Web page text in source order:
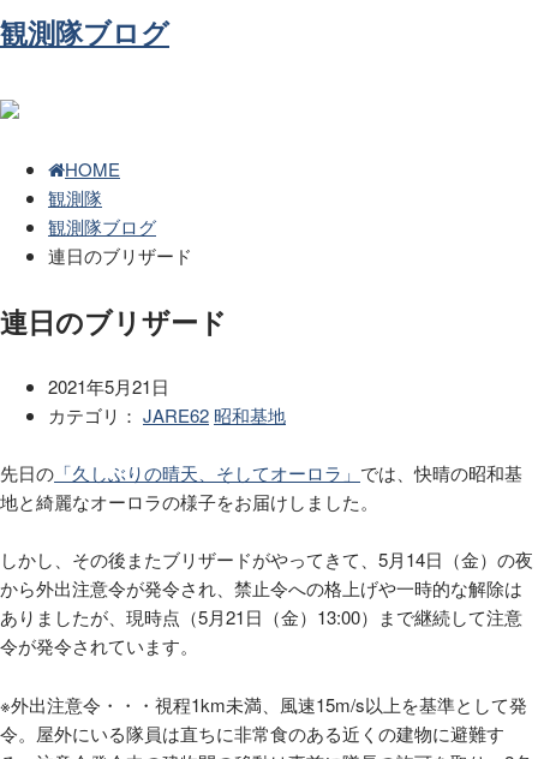
観測隊ブログ
HOME
観測隊
観測隊ブログ
連日のブリザード
連日のブリザード
2021年5月21日
カテゴリ： JARE62 昭和基地
先日の 「久しぶりの晴天、そしてオーロラ」 では、快晴の昭和基
地と綺麗なオーロラの様子をお届けしました。
しかし、その後またブリザードがやってきて、 5月14日（金）の夜
から外出注意令が発令され、禁止令への格上げや一時的な解除は
ありましたが、現時点（5月21日（金） 13:00）まで継続して注意
令が発令されています。
※外出注意令・・・視程1km未満、風速15m/s以上を基準として発
令。屋外にいる隊員は直ちに非常食のある近くの建物に避難す